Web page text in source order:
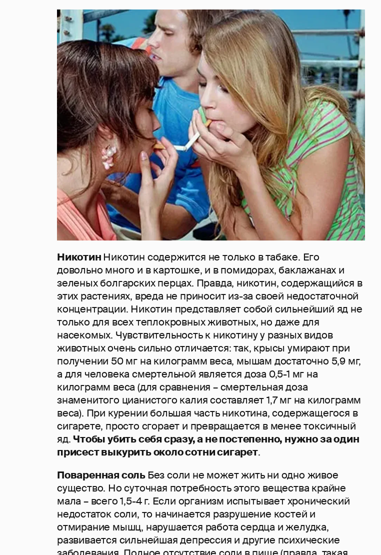
Никотин Никотин содержится не только в табаке. Его
довольно много и в картошке, и в помидорах, баклажанах и
зеленых болгарских перцах. Правда, никотин, содержащийся в
этих растениях, вреда не приносит из-за своей недостаточной
концентрации. Никотин представляет собой сильнейший яд не
только для всех теплокровных животных, но даже для
насекомых. Чувствительность к никотину у разных видов
животных очень сильно отличается: так, крысы умирают при
получении 50 мг на килограмм веса, мышам достаточно 5,9 мг,
а для человека смертельной является доза 0,5-1 мг на
килограмм веса (для сравнения – смертельная доза
знаменитого цианистого калия составляет 1,7 мг на килограмм
веса). При курении большая часть никотина, содержащегося в
сигарете, просто сгорает и превращается в менее токсичный
яд. Чтобы убить себя сразу, а не постепенно, нужно за один
присест выкурить около сотни сигарет.
Поваренная соль Без соли не может жить ни одно живое
существо. Но суточная потребность этого вещества крайне
мала – всего 1,5-4 г. Если организм испытывает хронический
недостаток соли, то начинается разрушение костей и
отмирание мышц, нарушается работа сердца и желудка,
развивается сильнейшая депрессия и другие психические